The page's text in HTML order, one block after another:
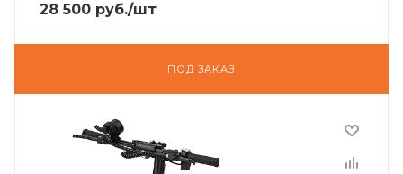
28 500 руб./шт
ПОД ЗАКАЗ